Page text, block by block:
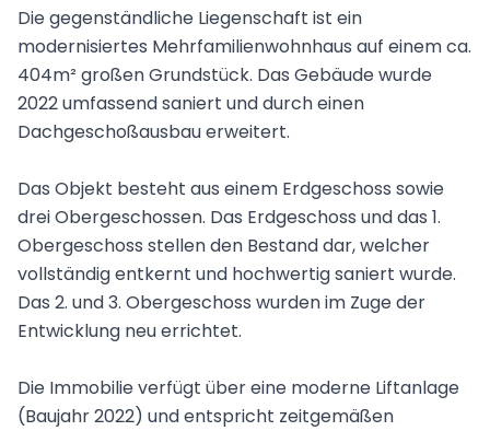
Die gegenständliche Liegenschaft ist ein
modernisiertes Mehrfamilienwohnhaus auf einem ca.
404m² großen Grundstück. Das Gebäude wurde
2022 umfassend saniert und durch einen
Dachgeschoßausbau erweitert.
Das Objekt besteht aus einem Erdgeschoss sowie
drei Obergeschossen. Das Erdgeschoss und das 1.
Obergeschoss stellen den Bestand dar, welcher
vollständig entkernt und hochwertig saniert wurde.
Das 2. und 3. Obergeschoss wurden im Zuge der
Entwicklung neu errichtet.
Die Immobilie verfügt über eine moderne Liftanlage
(Baujahr 2022) und entspricht zeitgemäßen